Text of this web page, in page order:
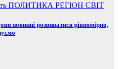
ПОЛИТИКА РЕГІОН СВІТ
повинні розвиватися рівномірно,